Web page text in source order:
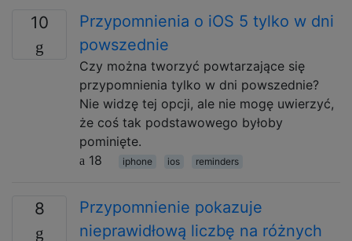
10
Przypomnienia o iOS 5 tylko w dni
powszednie
Czy można tworzyć powtarzające się
przypomnienia tylko w dni powszednie?
Nie widzę tej opcji, ale nie mogę uwierzyć,
że coś tak podstawowego byłoby
pominięte.
18
iphone ios reminders
8
Przypomnienie pokazuje
nieprawidłową liczbę na różnych